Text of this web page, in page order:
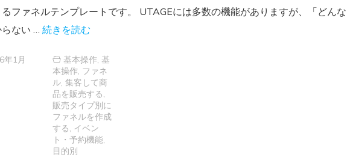
ファネルテンプレートです。 UTAGEには多数の機能がありますが、「どんな
ない … 続きを読む
年1月
基本操作 基
本操作 ファネ
ル, 集客して商
品を販売する
販売タイプ別に
ファネルを作成
する イベン
ト・予約機能,
目的別